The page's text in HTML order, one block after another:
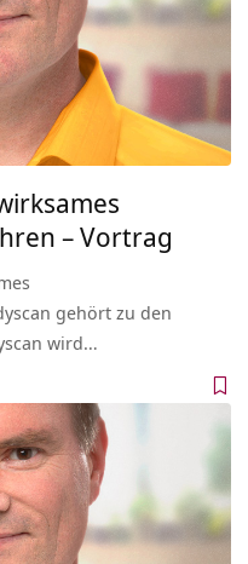
– Vortrag
gehört zu den
wird…